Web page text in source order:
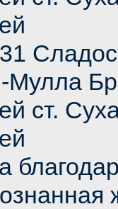
Мулла
ст.